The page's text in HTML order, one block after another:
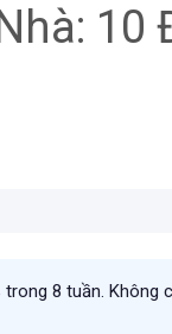
10
8 tuần. Không